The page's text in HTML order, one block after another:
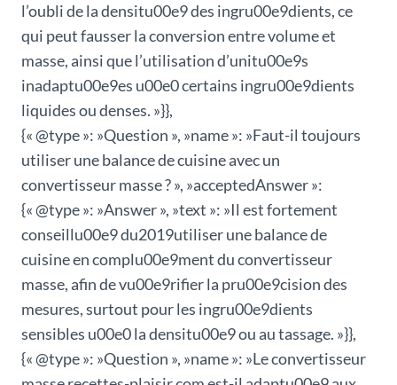
l’oubli de la densitu00e9 des ingru00e9dients, ce
qui peut fausser la conversion entre volume et
masse, ainsi que l’utilisation d’unitu00e9s
inadaptu00e9es u00e0 certains ingru00e9dients
liquides ou denses. »}},
{« @type »: »Question », »name »: »Faut-il toujours
utiliser une balance de cuisine avec un
convertisseur masse ? », »acceptedAnswer »:
{« @type »: »Answer », »text »: »Il est fortement
conseillu00e9 du2019utiliser une balance de
cuisine en complu00e9ment du convertisseur
masse, afin de vu00e9rifier la pru00e9cision des
mesures, surtout pour les ingru00e9dients
sensibles u00e0 la densitu00e9 ou au tassage. »}},
{« @type »: »Question », »name »: »Le convertisseur